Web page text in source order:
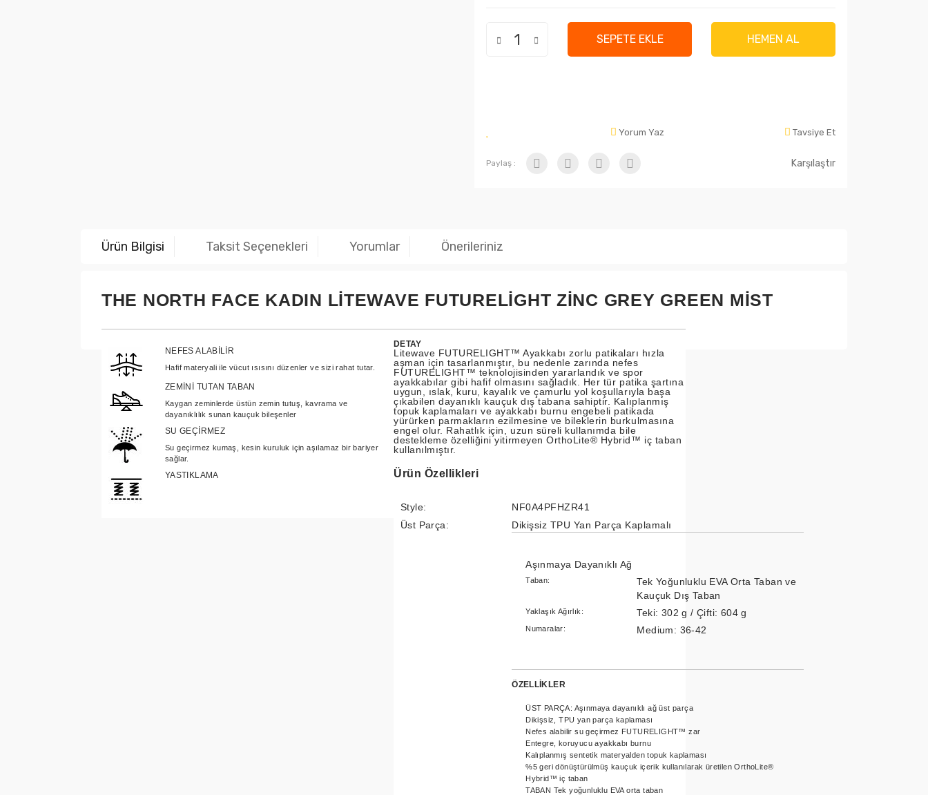
SEPETE EKLE HEMEN AL
Yorum Yaz Tavsiye Et
Paylaş : Karşılaştır
Ürün Bilgisi Taksit Seçenekleri Yorumlar Önerileriniz
THE NORTH FACE KADIN LITEWAVE FUTURELIGHT ZINC GREY GREEN MIST
NEFES ALABİLİR
Hafif materyali ile vücut ısısını düzenler ve sizi rahat tutar.
ZEMİNİ TUTAN TABAN
Kaygan zeminlerde üstün zemin tutuş, kavrama ve
dayanıklılık sunan kauçuk bileşenler
SU GEÇİRMEZ
Su geçirmez kumaş, kesin kuruluk için aşılamaz bir bariyer
sağlar.
YASTIKLAMA
DETAY
Litewave FUTURELIGHT™ Ayakkabı zorlu patikaları hızla
aşman için tasarlanmıştır, bu nedenle zarında nefes
FUTURELIGHT™ teknolojisinden yararlandık ve spor
ayakkabılar gibi hafif olmasını sağladık. Her tür patika şartına
uygun, ıslak, kuru, kayalık ve çamurlu yol koşullarıyla başa
çıkabilen dayanıklı kauçuk dış tabana sahiptir. Kalıplanmış
topuk kaplamaları ve ayakkabı burnu engebeli patikada
yürürken parmakların ezilmesine ve bileklerin burkulmasına
engel olur. Rahatlık için, uzun süreli kullanımda bile
destekleme özelliğini yitirmeyen OrthoLite® Hybrid™ iç taban
kullanılmıştır.
Ürün Özellikleri
Style:
NF0A4PFHZR41
Üst Parça:
Dikişsiz TPU Yan Parça Kaplamalı
Aşınmaya Dayanıklı Ağ
Taban:
Tek Yoğunluklu EVA Orta Taban ve
Kauçuk Dış Taban
Yaklaşık Ağırlık: Teki: 302 g / Çifti: 604 g
Numaralar: Medium: 36-42
ÖZELLİKLER
ÜST PARÇA: Aşınmaya dayanıklı ağ üst parça
Dikişsiz, TPU yan parça kaplaması
Nefes alabilir su geçirmez FUTURELIGHT™ zar
Entegre, koruyucu ayakkabı burnu
Kalıplanmış sentetik materyalden topuk kaplaması
%5 geri dönüştürülmüş kauçuk içerik kullanılarak üretilen OrthoLite®
Hybrid™ iç taban
TABAN Tek yoğunluklu EVA orta taban